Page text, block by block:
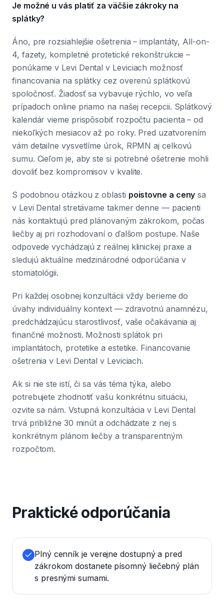
Je možné u vás platiť za väčšie zákroky na
splátky?
Áno, pre rozsiahlejšie ošetrenia – implantáty, All-on-
4, fazety, kompletné protetické rekonštrukcie –
ponúkame v Levi Dental v Leviciach možnosť
financovania na splátky cez overenú splátkovú
spoločnosť. Žiadosť sa vybavuje rýchlo, vo veľa
prípadoch online priamo na našej recepcii. Splátkový
kalendár vieme prispôsobiť rozpočtu pacienta – od
niekoľkých mesiacov až po roky. Pred uzatvorením
vám detailne vysvetlíme úrok, RPMN aj celkovú
sumu. Cieľom je, aby ste si potrebné ošetrenie mohli
dovoliť bez kompromisov v kvalite.
S podobnou otázkou z oblasti poistovne a ceny sa
v Levi Dental stretávame takmer denne — pacienti
nás kontaktujú pred plánovaným zákrokom, počas
liečby aj pri rozhodovaní o ďalšom postupe. Naše
odpovede vychádzajú z reálnej klinickej praxe a
sledujú aktuálne medzinárodné odporúčania v
stomatológii.
Pri každej osobnej konzultácii vždy berieme do
úvahy individuálny kontext — zdravotnú anamnézu,
predchádzajúcu starostlivosť, vaše očakávania aj
finančné možnosti. Možnosti splátok pri
implantátoch, protetike a estetike. Financovanie
ošetrenia v Levi Dental v Leviciach.
Ak si nie ste istí, či sa vás téma týka, alebo
potrebujete zhodnotiť vašu konkrétnu situáciu,
ozvite sa nám. Vstupná konzultácia v Levi Dental
trvá približne 30 minút a odchádzate z nej s
konkrétnym plánom liečby a transparentným
rozpočtom.
Praktické odporúčania
Plný cenník je verejne dostupný a pred
zákrokom dostanete písomný liečebný plán
s presnými sumami.